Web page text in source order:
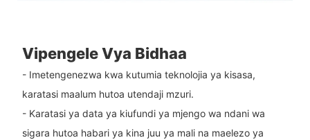
Vipengele Vya Bidhaa
- Imetengenezwa kwa kutumia teknolojia ya kisasa,
karatasi maalum hutoa utendaji mzuri.
- Karatasi ya data ya kiufundi ya mjengo wa ndani wa
sigara hutoa habari ya kina juu ya mali na maelezo ya